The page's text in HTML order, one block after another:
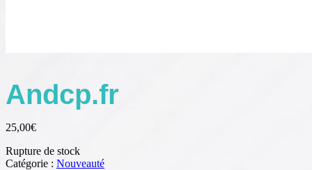
Andcp.fr
25,00€
Rupture de stock
Catégorie : Nouveauté